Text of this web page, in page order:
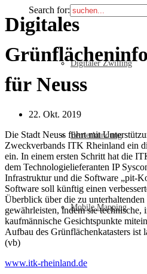
Digitaler Zwilling
Fernerkundung
Mobile Mapping
Search for:
Digitales
für Neuss
22. Okt. 2019
Die Stadt Neuss führt mit
Zweckverbands ITK Rheinland ein
ein. In einem ersten Schritt hat die
dem Technologielieferanten IP
Infrastruktur und die Software „pit-
Software soll künftig einen
Überblick über die zu
gewährleisten, indem sie technische,
kaufmännische Gesichtspunkte
Aufbau des Grünflächenkatasters
(vb)
www.itk-rheinland.de